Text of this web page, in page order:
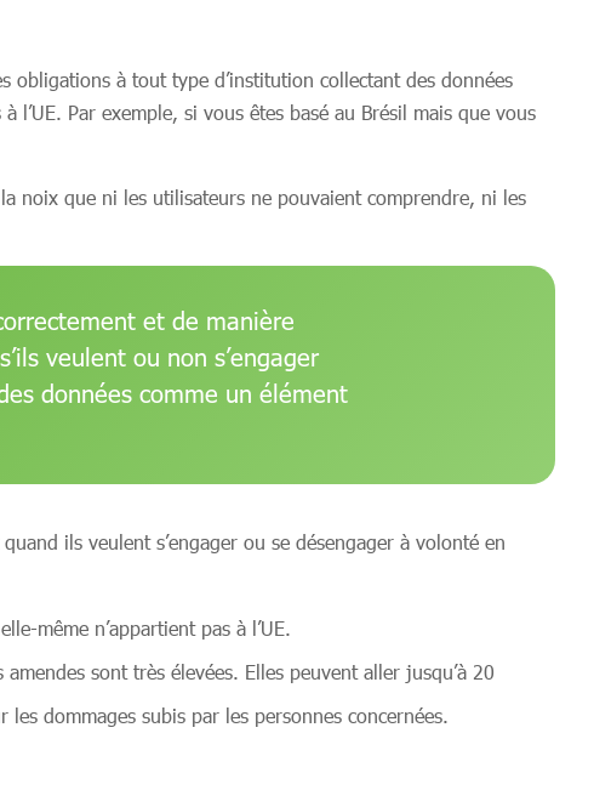
obligations à tout type d’institution collectant des données
l’UE. Par exemple, si vous êtes basé au Brésil mais que vous
noix que ni les utilisateurs ne pouvaient comprendre, ni les
et de manière
veulent ou non s’engager
données comme un élément
ils veulent s’engager ou se désengager à volonté en
même n’appartient pas à l’UE.
sont très élevées. Elles peuvent aller jusqu’à 20
dommages subis par les personnes concernées.